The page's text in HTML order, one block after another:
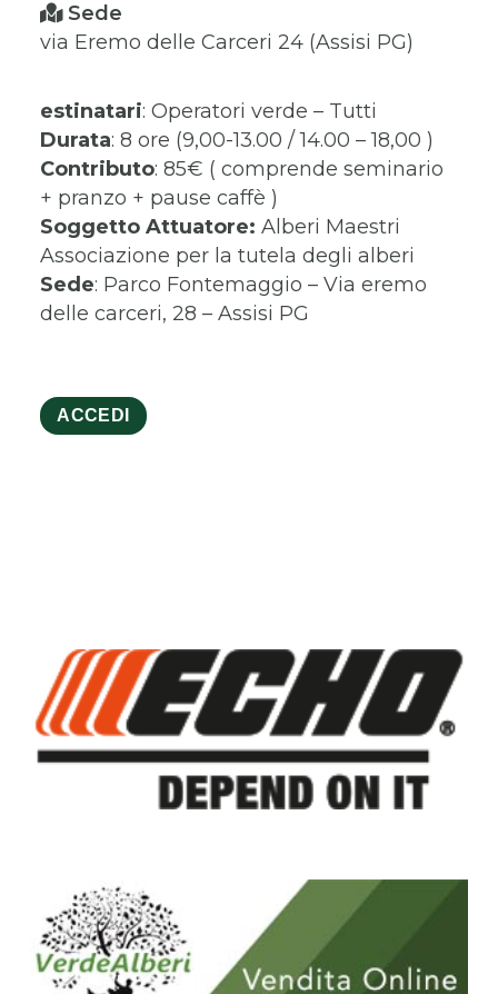
estinatari: Operatori verde – Tutti
Durata: 8 ore (9,00-13.00 / 14.00 – 18,00 )
Contributo: 85€ ( comprende seminario
+ pranzo + pause caffè )
Soggetto Attuatore: Alberi Maestri
Associazione per la tutela degli alberi
Sede: Parco Fontemaggio – Via eremo
delle carceri, 28 – Assisi PG
ACCEDI
Sede
via Eremo delle Carceri 24 (Assisi PG)